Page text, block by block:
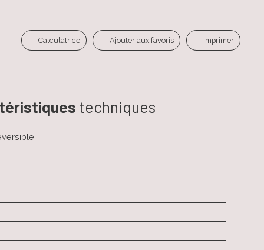
Calculatrice Ajouter aux favoris Imprimer
techniques